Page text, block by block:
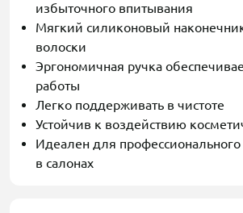
избыточного впитывания
Мягкий силиконовый
волоски
Эргономичная ручка
работы
Легко поддерживать в чистоте
Устойчив к воздействию
Идеален для профессионального
в салонах